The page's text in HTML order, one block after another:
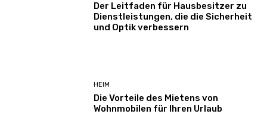
Der Leitfaden für Hausbesitzer zu
Dienstleistungen, die die Sicherheit
und Optik verbessern
HEIM
Die Vorteile des Mietens von
Wohnmobilen für Ihren Urlaub